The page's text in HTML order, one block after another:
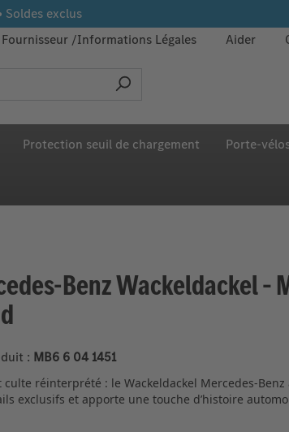
Soldes exclus
Fournisseur Informations Légales Aider
Protection seuil de chargement
Wackeldackel –
: MB6 6 04 1451
culte réinterprété : le Wackeldackel
exclusifs et apporte une touche d’histoire